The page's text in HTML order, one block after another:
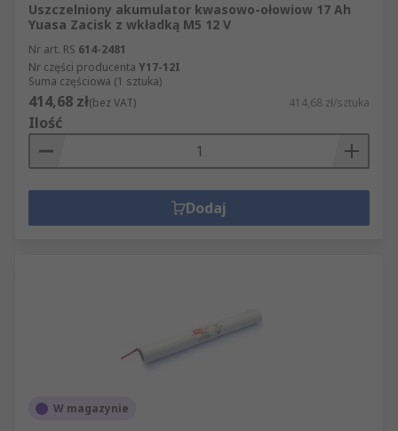
Uszczelniony akumulator kwasowo-ołowiow 17 Ah
Yuasa Zacisk z wkładką M5 12 V
Nr art. RS 614-2481
Nr części producenta Y17-12I
Suma częściowa (1 sztuka)
414,68 zł(bez VAT) 414,68 zł/sztuka
Ilość
Dodaj
W magazynie